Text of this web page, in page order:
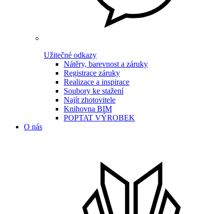
Užitečné odkazy
Nátěry, barevnost a záruky
Registrace záruky
Realizace a inspirace
Soubory ke stažení
Najít zhotovitele
Knihovna BIM
POPTAT VÝROBEK
O nás